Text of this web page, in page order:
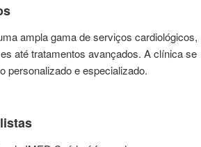
ampla gama de serviços cardiológicos,
até tratamentos avançados. A clínica se
personalizado e especializado.